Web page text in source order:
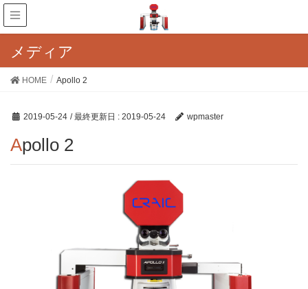
メディア
HOME Apollo 2
2019-05-24 / 最終更新日 : 2019-05-24 wpmaster
Apollo 2